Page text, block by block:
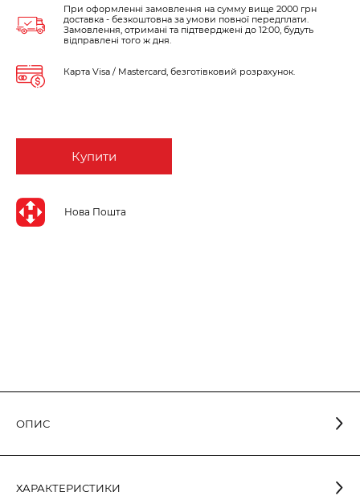
ОПИС
форми та світловіддачею більше 90 лм/Вт. В електромережу
ХАРАКТЕРИСТИКИ
Купити
Нова Пошта
При оформленні замовлення на сумму вище 2000 грн
доставка - безкоштовна за умови повної передплати.
Замовлення, отримані та підтверджені до 12:00, будуть
відправлені того ж дня.
Карта Visa / Mastercard, безготівковий розрахунок.